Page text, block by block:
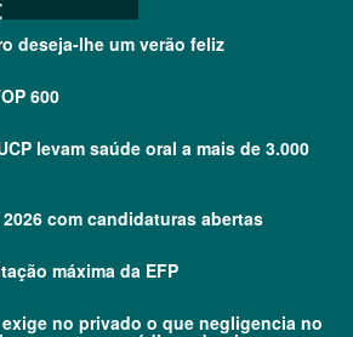
deseja-lhe um verão feliz
600
levam saúde oral a mais de 3.000
com candidaturas abertas
máxima da EFP
no privado o que negligencia no